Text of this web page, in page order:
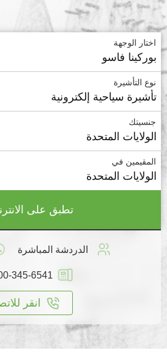
اختار الوجهة
بوركينا فاسو
نوع التأشيرة
تأشيرة سياحية إلكترونية
جنسيتك
الولايات المتحدة
المقيمين في
الولايات المتحدة
تطبق على
الدردشة المباشرة
345-6541
انقر